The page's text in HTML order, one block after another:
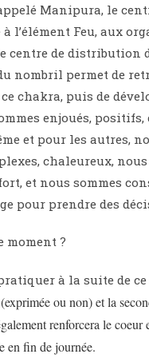
Manipura, le
l’élément Feu, aux
centre de distribution
nombril permet de
chakra, puis de
enjoués,
et pour les autres,
chaleureux,
et nous sommes
pour prendre des
moment ?
à la suite de ce
ou non) et la
renforcera le
en fin de journée.